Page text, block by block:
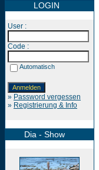
LOGIN
User :
Code :
Automatisch
» Password vergessen
» Registrierung & Info
Dia - Show